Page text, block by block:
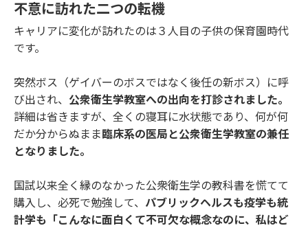
不意に訪れた二つの転機
キャリアに変化が訪れたのは３人目の子供の保育園時代
です。
突然ボス（ゲイバーのボスではなく後任の新ボス）に呼
び出され、 公衆衛生学教室への出向を打診されました。
詳細は省きますが、全くの寝耳に水状態であり、何が何
だか分からぬまま臨床系の医局と公衆衛生学教室の兼任
となりました。
国試以来全く縁のなかった公衆衛生学の教科書を慌てて
購入し、必死で勉強して、 パブリックヘルスも疫学も統
計学も「こんなに面白くて不可欠な概念なのに、私はど